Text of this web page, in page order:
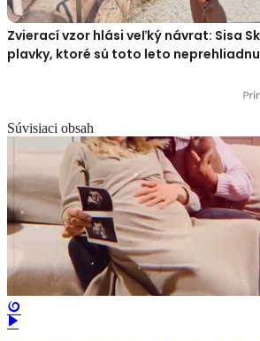
Zvierací vzor hlási veľký návrat: Sisa
plavky, ktoré sú toto leto
Súvisiaci obsah